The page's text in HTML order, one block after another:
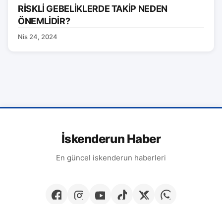
RİSKLİ GEBELİKLERDE TAKİP NEDEN
ÖNEMLİDİR?
Nis 24, 2024
İskenderun Haber
En güncel iskenderun haberleri